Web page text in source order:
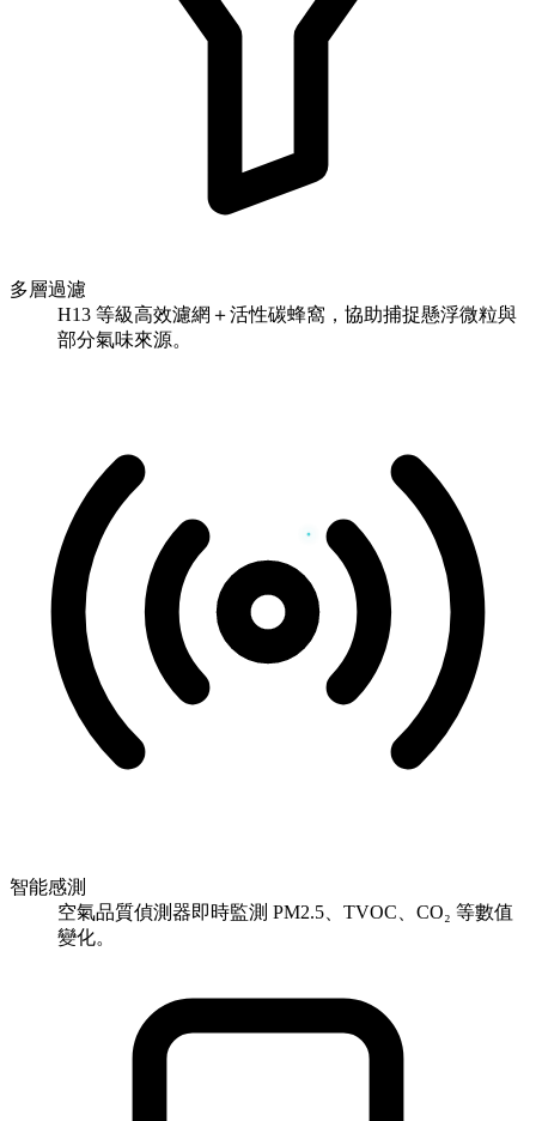
多層過濾
H13 等級高效濾網＋活性碳蜂窩，協助捕捉懸浮微粒與
部分氣味來源。
智能感測
空氣品質偵測器即時監測 PM2.5、TVOC、CO₂ 等數值
變化。